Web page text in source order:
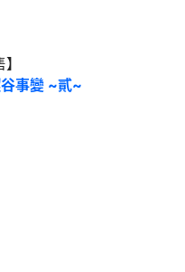
事變 ~貳~